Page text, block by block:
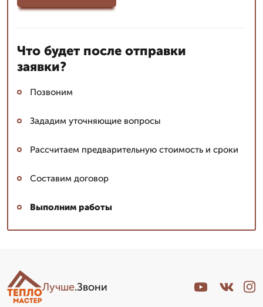
Что будет после отправки
заявки?
Позвоним
Зададим уточняющие вопросы
Рассчитаем предварительную стоимость и сроки
Составим договор
Выполним работы
Лучше.Звони